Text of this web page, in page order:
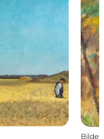
Bilde: